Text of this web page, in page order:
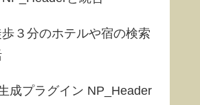
３分のホテルや宿の検索
成プラグイン NP_Header